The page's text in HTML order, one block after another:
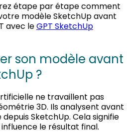
étape par étape comment
modèle SketchUp avant
avec leGPT SketchUp
son modèle avant
?
ne travaillent pas
3D. Ils analysent avant
SketchUp. Cela signifie
le résultat final.